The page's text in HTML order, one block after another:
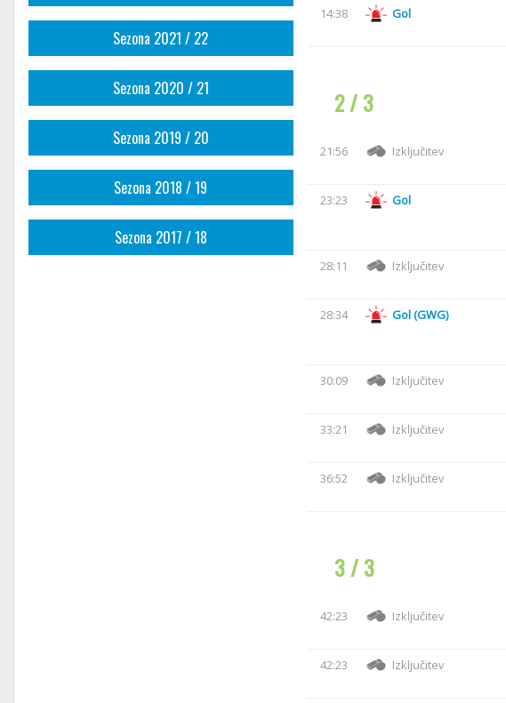
Sezona 2021 / 22
Sezona 2020 / 21
Sezona 2019 / 20
Sezona 2018 / 19
Sezona 2017 / 18
14:38 Gol
2 / 3
21:56 Izključitev
23:23 Gol
28:11
Izključitev
28:34 Gol (GWG)
30:09
Izključitev
33:21 Izključitev
36:52 Izključitev
3 / 3
42:23 Izključitev
42:23 Izključitev